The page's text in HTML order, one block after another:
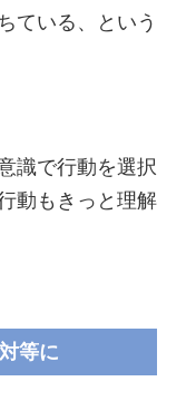
ている、という
識で行動を選択
動もきっと理解
等に